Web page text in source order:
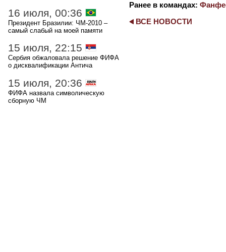
Ранее в командах:
ВСЕ НОВОСТИ
16 июля, 00:36
Президент Бразилии: ЧМ-2010 –
самый слабый на моей памяти
15 июля, 22:15
Сербия обжаловала решение ФИФА
о дисквалификации Антича
15 июля, 20:36
ФИФА назвала символическую
сборную ЧМ